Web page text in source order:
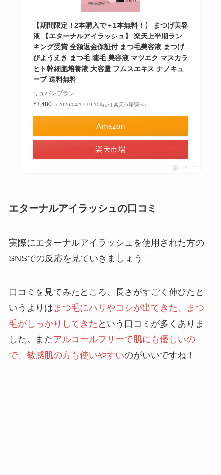
【期間限定！2本購入で＋1本無料！】 まつげ美容
液 【エターナルアイラッシュ】 楽天上半期ラン
キング受賞 全額返金保証付 まつ毛美容液 まつげ
びようえき まつ毛 睫毛 美容液 マツエク マスカラ
ヒト幹細胞培養液 大容量 フムスエキス ナノキュ
ーブ 送料無料
リュバンブラン
¥3,480
（2026/04/17 19:10時点 | 楽天市場調べ）
Amazon
楽天市場
ポチップ
エターナルアイラッシュの口コミ
実際にエターナルアイラッシュを使用された方の
SNSでの反応を見ていきましょう！
口コミを見てみたところ、長さがすごく伸びたと
いうよりは まつ毛にハリやコシが出てきた、まつ
毛がしっかりしてきた という口コミが多くありま
した。またアルコールフリーで肌にも優しいの
で、敏感肌の方も使いやすいのがいいですね！